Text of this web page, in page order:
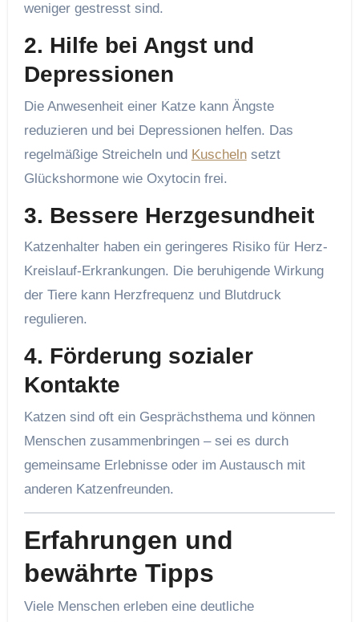
weniger gestresst sind.
2. Hilfe bei Angst und
Depressionen
Die Anwesenheit einer Katze kann Ängste
reduzieren und bei Depressionen helfen. Das
regelmäßige Streicheln und Kuschelnsetzt
Glückshormone wie Oxytocin frei.
3. Bessere Herzgesundheit
Katzenhalter haben ein geringeres Risiko für Herz-
Kreislauf-Erkrankungen. Die beruhigende Wirkung
der Tiere kann Herzfrequenz und Blutdruck
regulieren.
4. Förderung sozialer
Kontakte
Katzen sind oft ein Gesprächsthema und können
Menschen zusammenbringen – sei es durch
gemeinsame Erlebnisse oder im Austausch mit
anderen Katzenfreunden.
Erfahrungen und
bewährte Tipps
Viele Menschen erleben eine deutliche